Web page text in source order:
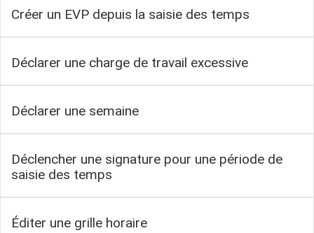
Créer un EVP depuis la saisie des temps
Déclarer une charge de travail excessive
Déclarer une semaine
Déclencher une signature pour une période de
saisie des temps
Éditer une grille horaire